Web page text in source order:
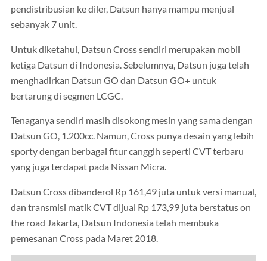
pendistribusian ke diler, Datsun hanya mampu menjual
sebanyak 7 unit.
Untuk diketahui, Datsun Cross sendiri merupakan mobil
ketiga Datsun di Indonesia. Sebelumnya, Datsun juga telah
menghadirkan Datsun GO dan Datsun GO+ untuk
bertarung di segmen LCGC.
Tenaganya sendiri masih disokong mesin yang sama dengan
Datsun GO, 1.200cc. Namun, Cross punya desain yang lebih
sporty dengan berbagai fitur canggih seperti CVT terbaru
yang juga terdapat pada Nissan Micra.
Datsun Cross dibanderol Rp 161,49 juta untuk versi manual,
dan transmisi matik CVT dijual Rp 173,99 juta berstatus on
the road Jakarta, Datsun Indonesia telah membuka
pemesanan Cross pada Maret 2018.